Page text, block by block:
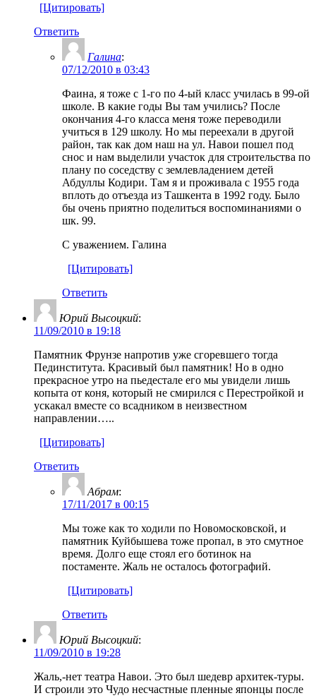
[Цитировать]
Ответить
Галина:
07/12/2010 в 03:43
Фаина, я тоже с 1-го по 4-ый класс училась в 99-ой
школе. В какие годы Вы там учились? После
окончания 4-го класса меня тоже переводили
учиться в 129 школу. Но мы переехали в другой
район, так как дом наш на ул. Навои пошел под
снос и нам выделили участок для строительства по
плану по соседству с землевладением детей
Абдуллы Кодири. Там я и проживала с 1955 года
вплоть до отъезда из Ташкента в 1992 году. Было
бы очень приятно поделиться воспоминаниями о
шк. 99.
С уважением. Галина
[Цитировать]
Ответить
Юрий Высоцкий:
11/09/2010 в 19:18
Памятник Фрунзе напротив уже сгоревшего тогда
Пединститута. Красивый был памятник! Но в одно
прекрасное утро на пьедестале его мы увидели лишь
копыта от коня, который не смирился с Перестройкой и
ускакал вместе со всадником в неизвестном
направлении…..
[Цитировать]
Ответить
Абрам:
17/11/2017 в 00:15
Мы тоже как то ходили по Новомосковской, и
памятник Куйбышева тоже пропал, в это смутное
время. Долго еще стоял его ботинок на
постаменте. Жаль не осталось фотографий.
[Цитировать]
Ответить
Юрий Высоцкий:
11/09/2010 в 19:28
Жаль,-нет театра Навои. Это был шедевр архитек-туры.
И строили это Чудо несчастные пленные японцы после